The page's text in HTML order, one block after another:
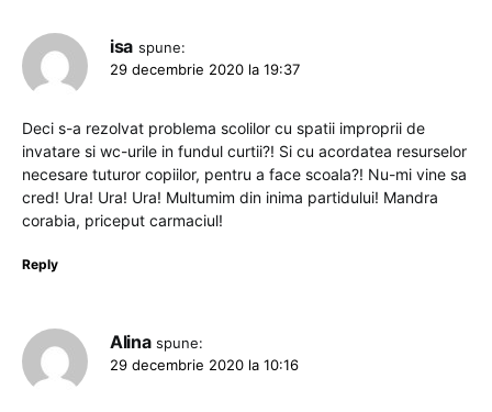
isa spune:
29 decembrie 2020 la 19:37
Deci s-a rezolvat problema scolilor cu spatii improprii de
invatare si wc-urile in fundul curtii?! Si cu acordatea resurselor
necesare tuturor copiilor, pentru a face scoala?! Nu-mi vine sa
cred! Ura! Ura! Ura! Multumim din inima partidului! Mandra
corabia, priceput carmaciul!
Reply
Alina spune:
29 decembrie 2020 la 10:16